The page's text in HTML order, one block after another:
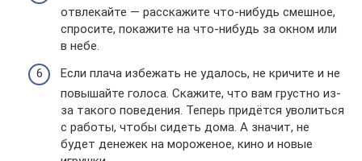
отвлекайте — расскажите что-нибудь смешное,
спросите, покажите на что-нибудь за окном или
в небе.
Если плача избежать не удалось, не кричите и не
повышайте голоса. Скажите, что вам грустно из-
за такого поведения. Теперь придётся уволиться
с работы, чтобы сидеть дома. А значит, не
будет денежек на мороженое, кино и новые